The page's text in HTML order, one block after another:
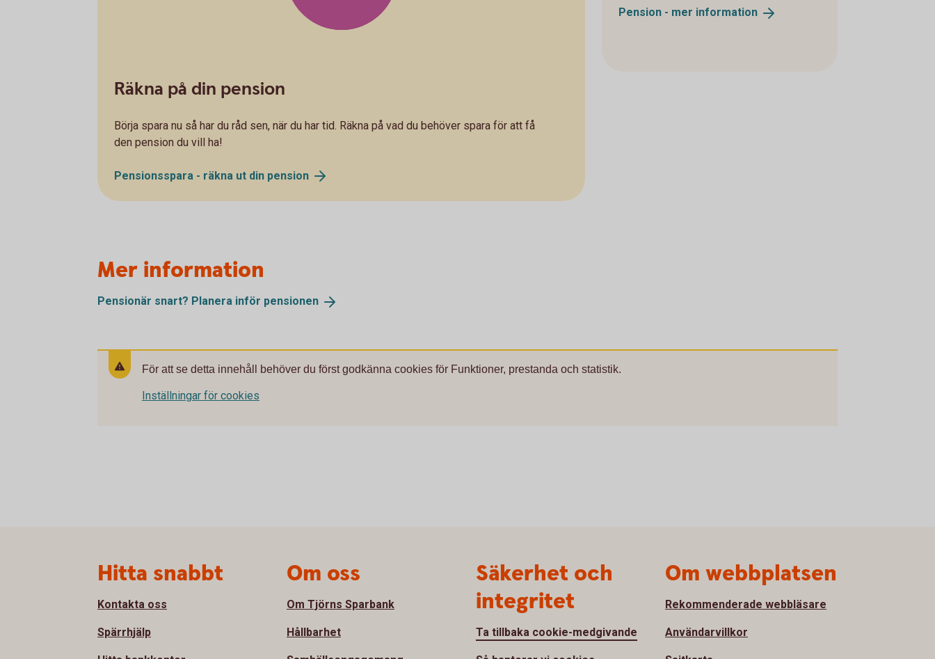
Räkna på din pension
Börja spara nu så har du råd sen, när du har tid. Räkna på vad du behöver spara för att få
den pension du vill ha!
Pensionsspara - räkna ut din pension
Pension - mer information
Mer information
Pensionär snart? Planera inför pensionen
För att se detta innehåll behöver du först godkänna cookies för Funktioner, prestanda och statistik.
Inställningar för cookies
Hitta snabbt
Kontakta oss
Spärrhjälp
Om oss
Om Tjörns Sparbank
Hållbarhet
Säkerhet och
integritet
Ta tillbaka cookie-medgivande
Om webbplatsen
Rekommenderade webbläsare
Användarvillkor